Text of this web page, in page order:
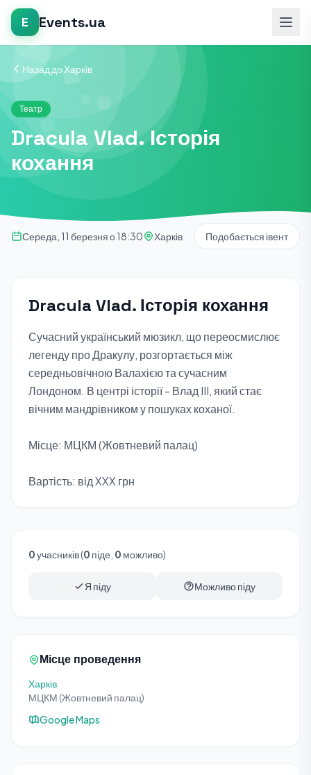
E Events.ua
Назад до Харків
Театр
Dracula Vlad. Історія
кохання
Середа, 11 березня о 18:30 Харків Подобається івент
Dracula Vlad. Історія кохання
Сучасний український мюзикл, що переосмислює
легенду про Дракулу, розгортається між
середньовічною Валахією та сучасним
Лондоном. В центрі історії - Влад III, який стає
вічним мандрівником у пошуках коханої.
Місце: МЦКМ (Жовтневий палац)
Вартість: від XXX грн
0учасників (0 піде, 0 можливо)
Я піду Можливо піду
Місце проведення
Харків
МЦКМ (Жовтневий палац)
Google Maps